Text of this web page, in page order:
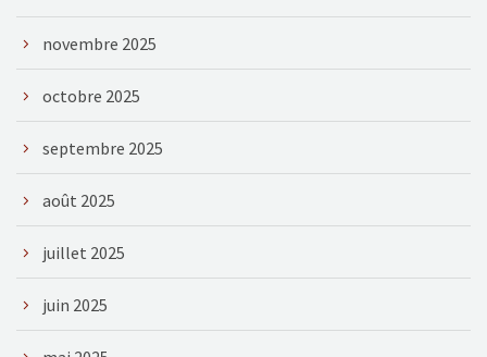
novembre 2025
octobre 2025
septembre 2025
août 2025
juillet 2025
juin 2025